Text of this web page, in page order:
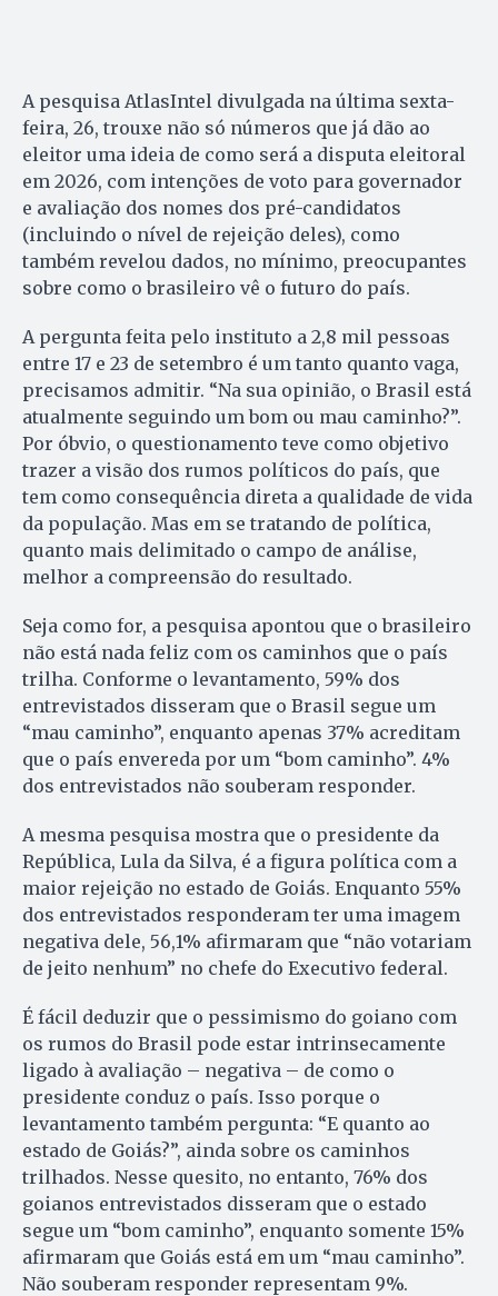
A pesquisa AtlasIntel divulgada na última sexta-
feira, 26, trouxe não só números que já dão ao
eleitor uma ideia de como será a disputa eleitoral
em 2026, com intenções de voto para governador
e avaliação dos nomes dos pré-candidatos
(incluindo o nível de rejeição deles), como
também revelou dados, no mínimo, preocupantes
sobre como o brasileiro vê o futuro do país.
A pergunta feita pelo instituto a 2,8 mil pessoas
entre 17 e 23 de setembro é um tanto quanto vaga,
precisamos admitir. “Na sua opinião, o Brasil está
atualmente seguindo um bom ou mau caminho?”.
Por óbvio, o questionamento teve como objetivo
trazer a visão dos rumos políticos do país, que
tem como consequência direta a qualidade de vida
da população. Mas em se tratando de política,
quanto mais delimitado o campo de análise,
melhor a compreensão do resultado.
Seja como for, a pesquisa apontou que o brasileiro
não está nada feliz com os caminhos que o país
trilha. Conforme o levantamento, 59% dos
entrevistados disseram que o Brasil segue um
“mau caminho”, enquanto apenas 37% acreditam
que o país envereda por um “bom caminho”. 4%
dos entrevistados não souberam responder.
A mesma pesquisa mostra que o presidente da
República, Lula da Silva, é a figura política com a
maior rejeição no estado de Goiás. Enquanto 55%
dos entrevistados responderam ter uma imagem
negativa dele, 56,1% afirmaram que “não votariam
de jeito nenhum” no chefe do Executivo federal.
É fácil deduzir que o pessimismo do goiano com
os rumos do Brasil pode estar intrinsecamente
ligado à avaliação – negativa – de como o
presidente conduz o país. Isso porque o
levantamento também pergunta: “E quanto ao
estado de Goiás?”, ainda sobre os caminhos
trilhados. Nesse quesito, no entanto, 76% dos
goianos entrevistados disseram que o estado
segue um “bom caminho”, enquanto somente 15%
afirmaram que Goiás está em um “mau caminho”.
Não souberam responder representam 9%.